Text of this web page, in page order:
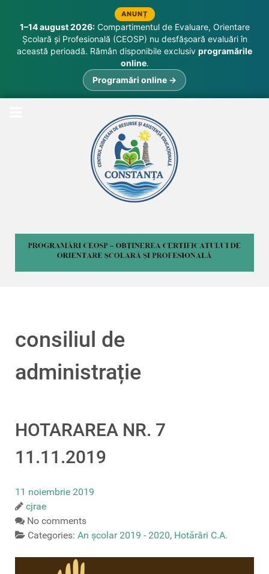
ANUNȚ
1–14 august 2026:Compartimentul de Evaluare, Orientare
Școlară și Profesională (CEOSP) nu desfășoară evaluări în
această perioadă. Rămân disponibile exclusiv programările
online.
Programări online →
consiliul de
administrație
HOTARAREA NR. 7
11.11.2019
11 noiembrie 2019
cjrae
No comments
Categories: An școlar 2019 - 2020, Hotărâri C.A.